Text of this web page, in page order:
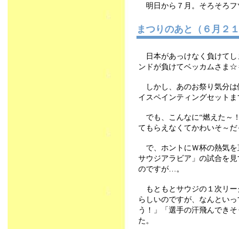
明日から７月。そろそろフ
まつりのあと（６月２
日本があっけなく負けてし
ンドが負けてベッカムさま☆
しかし、あのお祭り気分は
イスペインティングセット
でも、こんなに“燃えた～
てもらえなくてかわいそ～だ
で、ホントにＷ杯の熱気を
サウジアラビア」の試合を
のですが…。
もともとサウジの１次リー
らしいのですが、なんとい
う！」「選手の汗飛んでき
た。